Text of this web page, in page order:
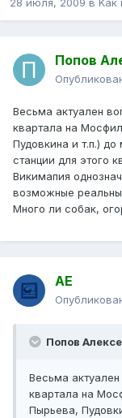
28 июля, 2009 в Kак
Попов
Весьма актуален
квартала на
Пудовкина и т.п.)
станции для этого
Викимапия
возможные
Много ли собак,
АЕ
Попов
Весьма
квартала на
Пырьева,